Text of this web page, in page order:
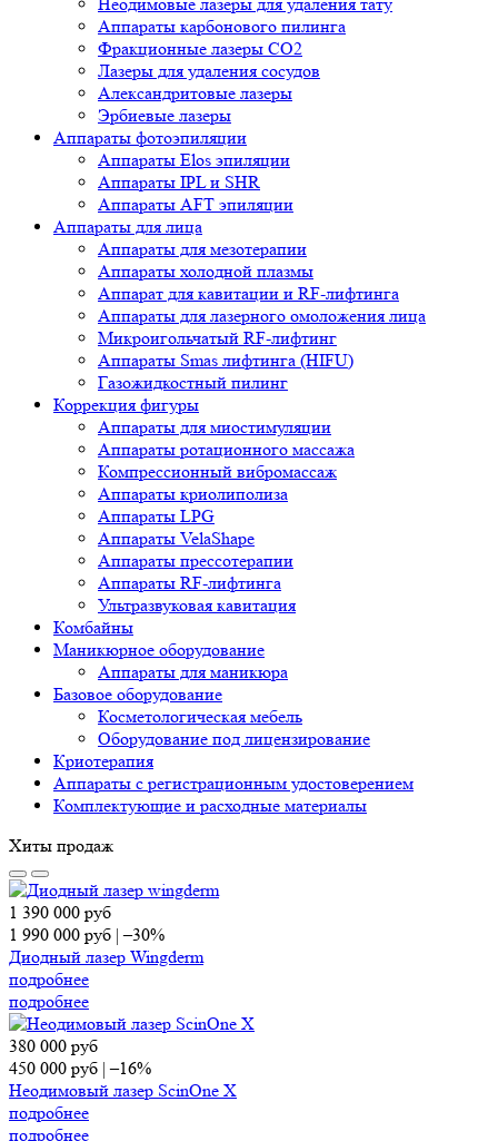
Аппараты карбонового пилинга
Фракционные лазеры CO2
Лазеры для удаления сосудов
Александритовые лазеры
Эрбиевые лазеры
Аппараты фотоэпиляции
Аппараты Elos эпиляции
Аппараты IPL и SHR
Аппараты AFT эпиляции
Аппараты для лица
Аппараты для мезотерапии
Аппараты холодной плазмы
Аппарат для кавитации и RF-лифтинга
Аппараты для лазерного омоложения лица
Микроигольчатый RF-лифтинг
Аппараты Smas лифтинга (HIFU)
Газожидкостный пилинг
Коррекция фигуры
Аппараты для миостимуляции
Аппараты ротационного массажа
Компрессионный вибромассаж
Аппараты криолиполиза
Аппараты LPG
Аппараты VelaShape
Аппараты прессотерапии
Аппараты RF-лифтинга
Ультразвуковая кавитация
Комбайны
Маникюрное оборудование
Аппараты для маникюра
Базовое оборудование
Косметологическая мебель
Оборудование под лицензирование
Криотерапия
Аппараты c регистрационным удостоверением
Комплектующие и расходные материалы
Хиты продаж
1 390 000 руб
1 990 000 руб |–30%
Диодный лазер Wingderm
подробнее
подробнее
380 000 руб
450 000 руб |–16%
Неодимовый лазер ScinOne X
подробнее
подробнее